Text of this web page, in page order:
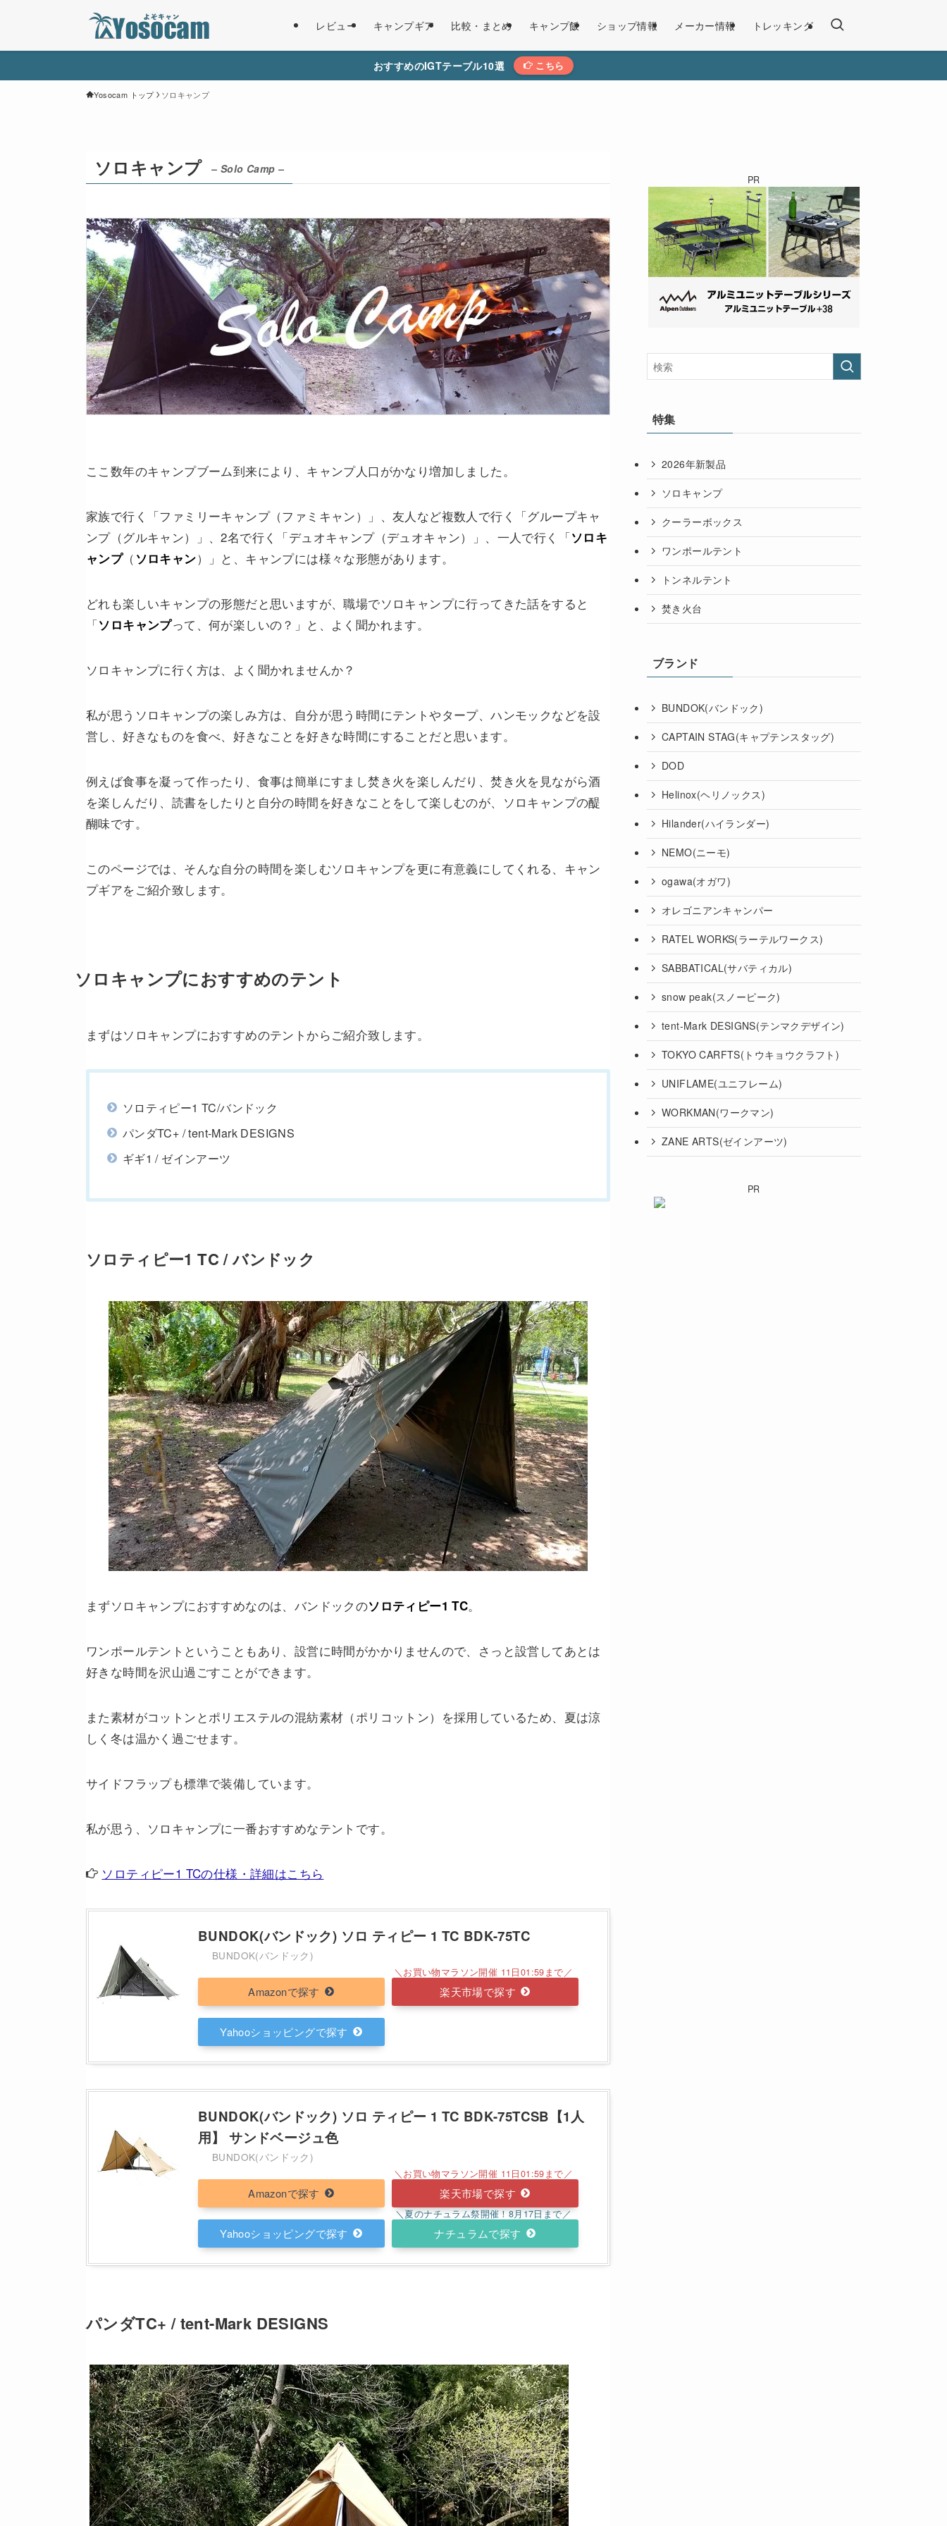
レビュー キャンプギア 比較・まとめ キャンプ飯 ショップ情報 メーカー情報 トレッキング
おすすめのIGTテーブル10選 こちら
Yosocam トップ ソロキャンプ
ソロキャンプ – Solo Camp –
ここ数年のキャンプブーム到来により、キャンプ人口がかなり増加しました。
家族で行く「ファミリーキャンプ（ファミキャン）」、友人など複数人で行く「グループキャ
ンプ（グルキャン）」、2名で行く「デュオキャンプ（デュオキャン）」、一人で行く「ソロキ
ャンプ（ ソロキャン）」と、キャンプには様々な形態があります。
どれも楽しいキャンプの形態だと思いますが、職場でソロキャンプに行ってきた話をすると
「ソロキャンプって、何が楽しいの？」と、よく聞かれます。
ソロキャンプに行く方は、よく聞かれませんか？
私が思うソロキャンプの楽しみ方は、自分が思う時間にテントやタープ、ハンモックなどを設
営し、好きなものを食べ、好きなことを好きな時間にすることだと思います。
例えば食事を凝って作ったり、食事は簡単にすまし焚き火を楽しんだり、焚き火を見ながら酒
を楽しんだり、読書をしたりと自分の時間を好きなことをして楽しむのが、ソロキャンプの醍
醐味です。
このページでは、そんな自分の時間を楽しむソロキャンプを更に有意義にしてくれる、キャン
プギアをご紹介致します。
ソロキャンプにおすすめのテント
まずはソロキャンプにおすすめのテントからご紹介致します。
ソロティピー1 TC/バンドック
パンダTC+ / tent-Mark DESIGNS
ギギ1 / ゼインアーツ
ソロティピー1 TC / バンドック
まずソロキャンプにおすすめなのは、バンドックのソロティピー1 TC。
ワンポールテントということもあり、設営に時間がかかりませんので、さっと設営してあとは
好きな時間を沢山過ごすことができます。
また素材がコットンとポリエステルの混紡素材（ポリコットン）を採用しているため、夏は涼
しく冬は温かく過ごせます。
サイドフラップも標準で装備しています。
私が思う、ソロキャンプに一番おすすめなテントです。
ソロティピー1 TCの仕様・詳細はこちら
BUNDOK(バンドック) ソロ ティピー 1 TC BDK-75TC
BUNDOK(バンドック)
Amazon 楽天市場
Yahooショッピング
BUNDOK(バンドック) ソロ ティピー 1 TC BDK-75TCSB【1人
用】 サンドベージュ色
BUNDOK(バンドック)
Amazon 楽天市場
Yahooショッピング ナチュラム
パンダTC+ / tent-Mark DESIGNS
PR
特集
2026年新製品
ソロキャンプ
クーラーボックス
ワンポールテント
トンネルテント
焚き火台
ブランド
BUNDOK(バンドック)
CAPTAIN STAG(キャプテンスタッグ)
DOD
Helinox(ヘリノックス)
Hilander(ハイランダー)
NEMO(ニーモ)
ogawa(オガワ)
オレゴニアンキャンパー
RATEL WORKS(ラーテルワークス)
SABBATICAL(サバティカル)
snow peak(スノーピーク)
tent-Mark DESIGNS(テンマクデザイン)
TOKYO CARFTS(トウキョウクラフト)
UNIFLAME(ユニフレーム)
WORKMAN(ワークマン)
ZANE ARTS(ゼインアーツ)
PR